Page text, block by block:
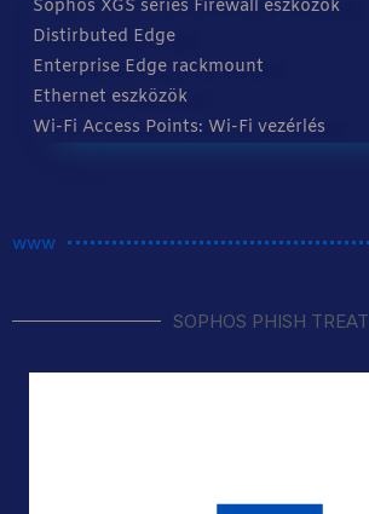
Sophos XGS series Firewall eszközök
Distirbuted Edge
Enterprise Edge rackmount
Ethernet eszközök
Wi-Fi Access Points: Wi-Fi vezérlés
www
SOPHOS PHISH TREAT